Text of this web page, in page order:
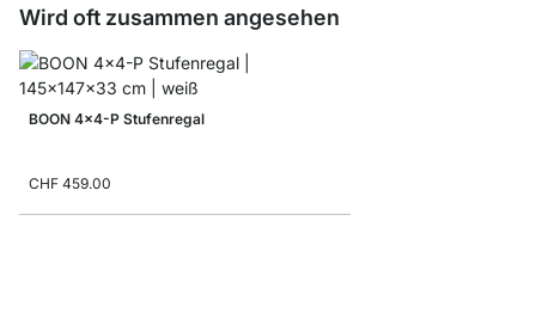
Wird oft zusammen angesehen
BOON 4x4-P Stufenregal
CHF 459.00